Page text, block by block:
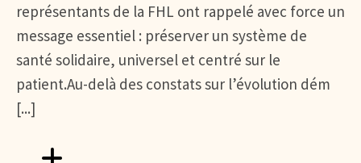
représentants de la FHL ont rappelé avec force un
message essentiel : préserver un système de
santé solidaire, universel et centré sur le
patient.Au-delà des constats sur l’évolution dém
[...]
Aller vers FHL : Garantir un accès universel et de qualité